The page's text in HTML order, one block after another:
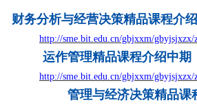
财务分析与经营决策精品课程介绍
http://sme.bit.edu.cn/gbjxxm/gbyjsjxzx/
运作管理精品课程介绍中期
http://sme.bit.edu.cn/gbjxxm/gbyjsjxzx/
管理与经济决策精品课